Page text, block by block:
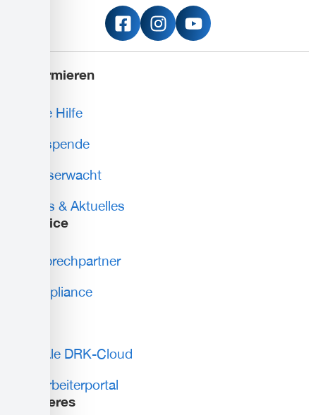
Informieren
Erste Hilfe
Blutspende
Wasserwacht
News & Aktuelles
Service
Ansprechpartner
Compliance
Lokale DRK-Cloud
Mitarbeiterportal
weiteres